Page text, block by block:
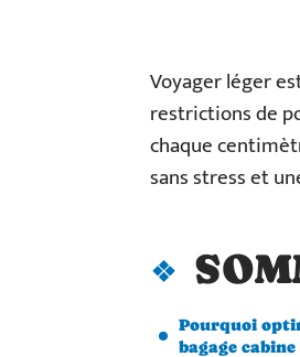
Voyager léger
restrictions de
chaque
sans stress et
Pourquoi
bagage cabine